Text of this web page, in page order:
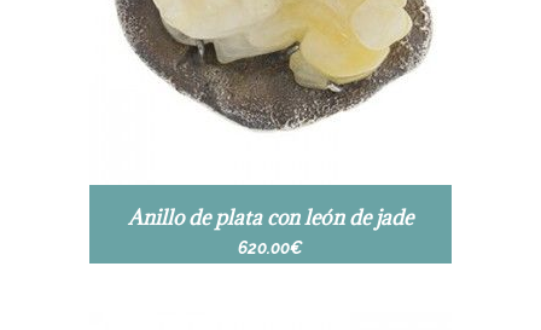
Anillo de plata con león de jade
620.00€